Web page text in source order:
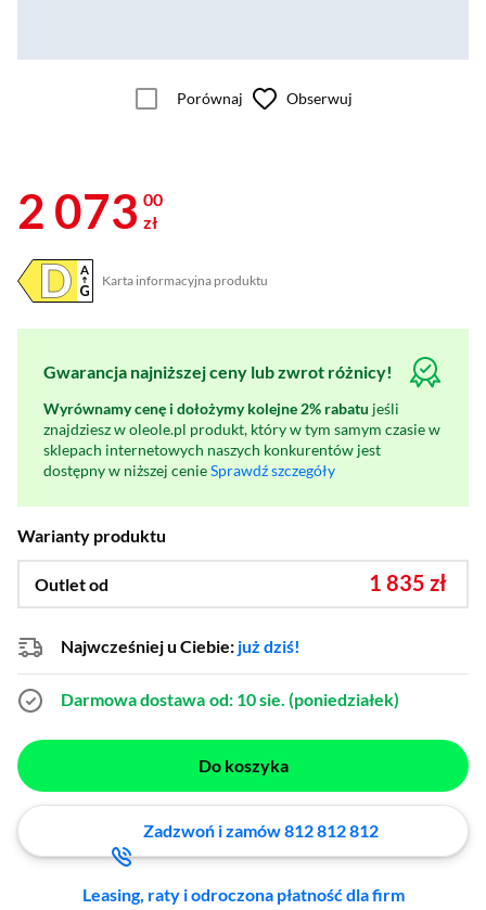
Porównaj Obserwuj
2 073 00
zł
Karta informacyjna produktu
Plik w formacie pdf
(otworzy się w nowym oknie)
Gwarancja najniższej ceny lub zwrot różnicy!
Wyrównamy cenę i dołożymy kolejne 2% rabatu jeśli
znajdziesz w oleole.pl produkt, który w tym samym czasie w
sklepach internetowych naszych konkurentów jest
dostępny w niższej cenieSprawdź szczegóły
Warianty produktu
Outlet od 1 835 zł
Najwcześniej u Ciebie: już dziś!
Darmowa dostawa od: 10 sie. (poniedziałek)
Do koszyka
Zadzwoń i zamów 812 812 812
Leasing, raty i odroczona płatność dla firm